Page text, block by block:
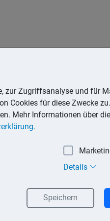
die Aussetzung der
Verwaltungsaktes ganz
wenn die Vollziehung für
an die Stelle der
Ablehnung kann gegen
zur Zugriffsanalyse und für
Cookies für diese Zwecke
Mehr Informationen über
Details
Speichern